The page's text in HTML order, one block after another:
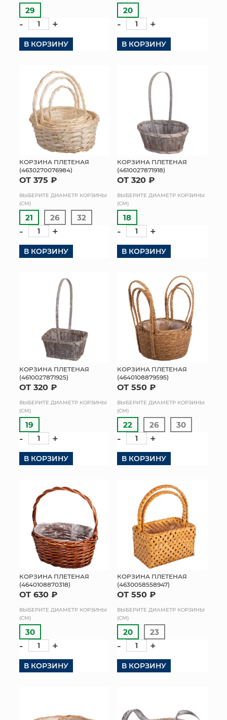
29
- +
В КОРЗИНУ
20
- +
В КОРЗИНУ
КОРЗИНА ПЛЕТЕНАЯ
(4630270076984)
ОТ 375 ₽
ВЫБЕРИТЕ ДИАМЕТР КОРЗИНЫ
(СМ)
21 26 32
- +
В КОРЗИНУ
КОРЗИНА ПЛЕТЕНАЯ
(4610027871918)
ОТ 320 ₽
ВЫБЕРИТЕ ДИАМЕТР КОРЗИНЫ
(СМ)
18
- +
В КОРЗИНУ
КОРЗИНА ПЛЕТЕНАЯ
(4610027871925)
ОТ 320 ₽
ВЫБЕРИТЕ ДИАМЕТР КОРЗИНЫ
(СМ)
19
- +
В КОРЗИНУ
КОРЗИНА ПЛЕТЕНАЯ
(4640108879595)
ОТ 550 ₽
ВЫБЕРИТЕ ДИАМЕТР КОРЗИНЫ
(СМ)
22 26 30
- +
В КОРЗИНУ
КОРЗИНА ПЛЕТЕНАЯ
(4640108870318)
ОТ 630 ₽
ВЫБЕРИТЕ ДИАМЕТР КОРЗИНЫ
(СМ)
30
- +
В КОРЗИНУ
КОРЗИНА ПЛЕТЕНАЯ
(4630058558947)
ОТ 550 ₽
ВЫБЕРИТЕ ДИАМЕТР КОРЗИНЫ
(СМ)
20 23
- +
В КОРЗИНУ